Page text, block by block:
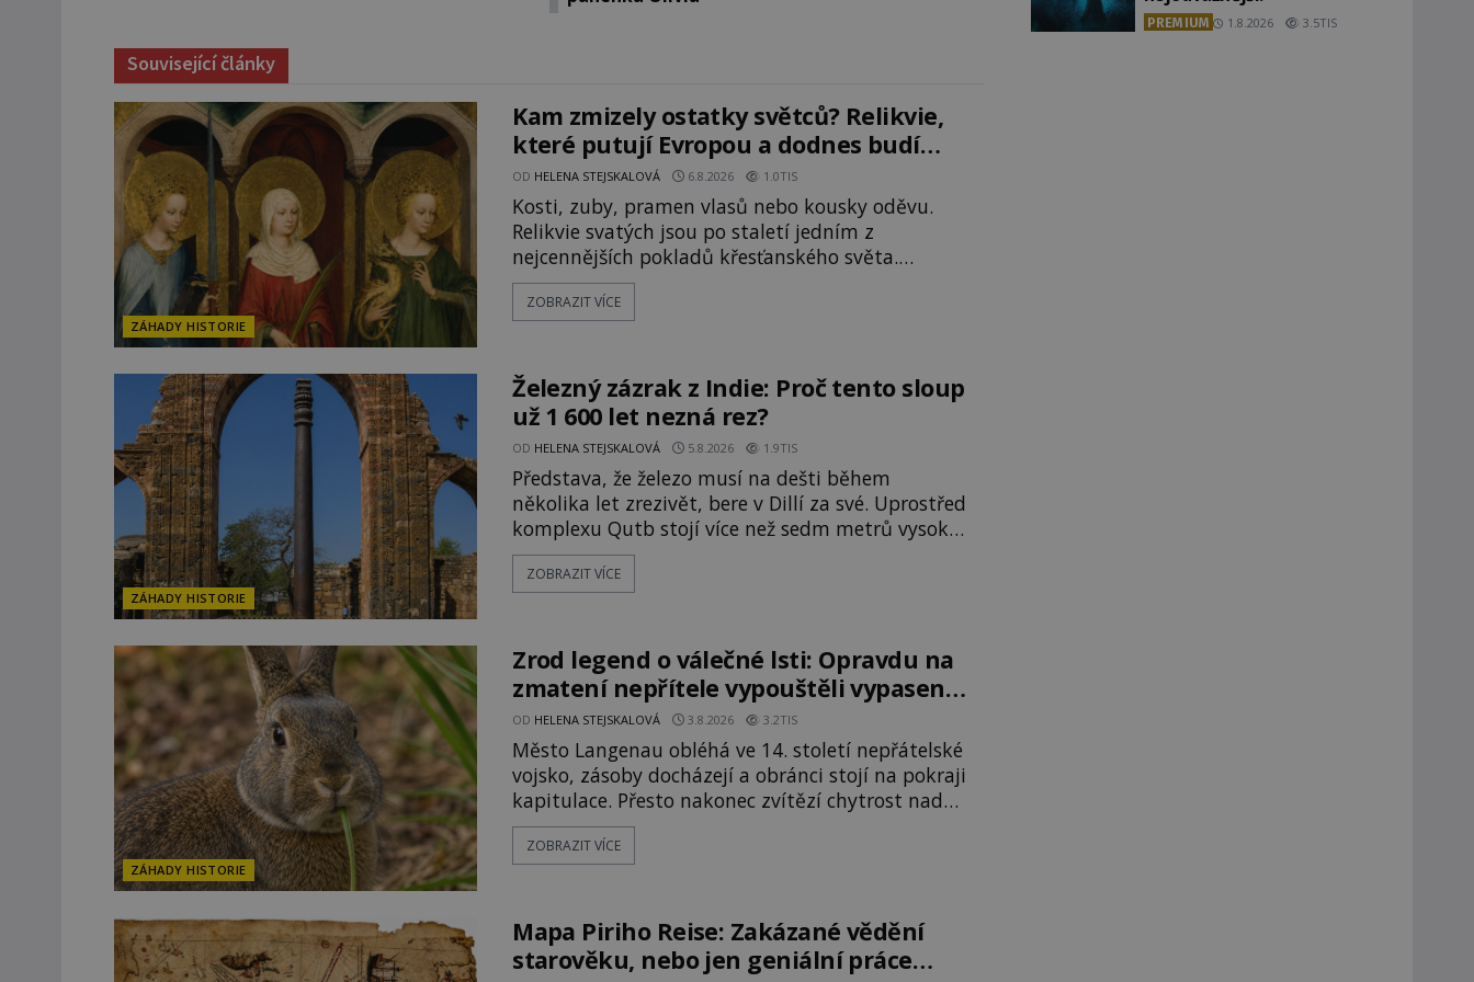
Související články
ZÁHADY HISTORIE
Kam zmizely ostatky světců? Relikvie,
které putují Evropou a dodnes budí
úžas
OD HELENA STEJSKALOVÁ 6.8.2026 1.0TIS
Kosti, zuby, pramen vlasů nebo kousky oděvu.
Relikvie svatých jsou po staletí jedním z
nejcennějších pokladů křesťanského světa.
Některé mají pečlivě doloženou historii, jiné
provází záhady, krádeže i nečekané objevy. Jejich
středověké Evropě mají relikvie mimořádnou
hodnotu. Nejsou jen předmětem úcty
ZOBRAZIT VÍCE
ZÁHADY HISTORIE
Železný zázrak z Indie: Proč tento sloup
už 1 600 let nezná rez?
OD HELENA STEJSKALOVÁ 5.8.2026 1.9TIS
Představa, že železo musí na dešti během
několika let zrezivět, bere v Dillí za své. Uprostřed
komplexu Qutb stojí více než sedm metrů vysoký
železný sloup, který už přibližně 1 600 let odolává
počasí s jen nepatrnými stopami koroze. Jeho
materiálech. Moderní metalurgie však ukazuje, že
skutečné vysvětlení je ješt
ZOBRAZIT VÍCE
ZÁHADY HISTORIE
Zrod legend o válečné lsti: Opravdu na
zmatení nepřítele vypouštěli vypasené
králíky?
OD HELENA STEJSKALOVÁ 3.8.2026 3.2TIS
Město Langenau obléhá ve 14. století nepřátelské
vojsko, zásoby docházejí a obránci stojí na pokraji
kapitulace. Přesto nakonec zvítězí chytrost nad
hrubou silou. Podle staré německé legendy
vypustí obyvatelé za hradby dobře živeného
městě ubývají zásoby a každý den znamená další
porci strádá
ZOBRAZIT VÍCE
Mapa Piriho Reise: Zakázané vědění
starověku, nebo jen geniální práce
PREMIUM 1.8.2026 3.5TIS